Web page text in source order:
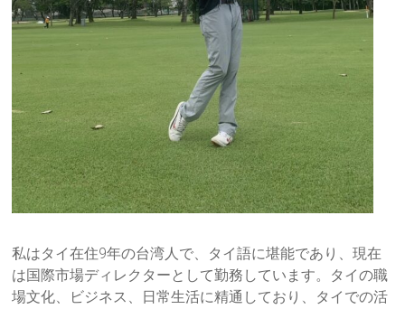
私はタイ在住9年の台湾人で、タイ語に堪能であり、現在
は国際市場ディレクターとして勤務しています。タイの職
場文化、ビジネス、日常生活に精通しており、タイでの活